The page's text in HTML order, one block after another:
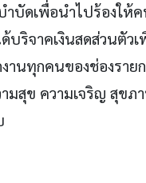
ดเพื่อนำไปร้องให้
จาคเงินสดส่วนตัว
กคนของช่องรายก
สุข ความเจริญ สุข